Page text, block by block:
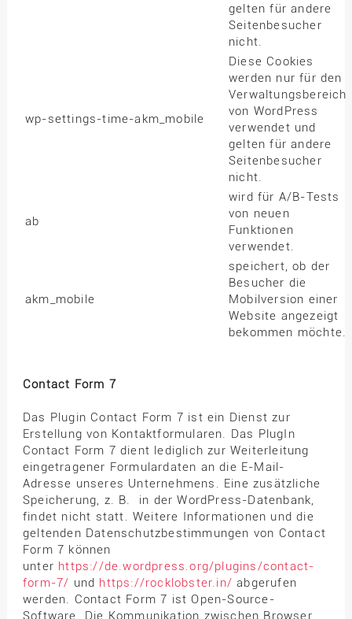
gelten für andere
Seitenbesucher
nicht.
wp-settings-time-akm_mobile
Diese Cookies
werden nur für den
Verwaltungsbereich
von WordPress
verwendet und
gelten für andere
Seitenbesucher
nicht.
ab
wird für A/B-Tests
von neuen
Funktionen
verwendet.
akm_mobile
speichert, ob der
Besucher die
Mobilversion einer
Website angezeigt
bekommen möchte.
Contact Form 7
Das Plugin Contact Form 7 ist ein Dienst zur
Erstellung von Kontaktformularen. Das PlugIn
Contact Form 7 dient lediglich zur Weiterleitung
eingetragener Formulardaten an die E-Mail-
Adresse unseres Unternehmens. Eine zusätzliche
Speicherung, z. B. in der WordPress-Datenbank,
findet nicht statt. Weitere Informationen und die
geltenden Datenschutzbestimmungen von Contact
Form 7 können
unter https://de.wordpress.org/plugins/contact-
form-7/ und https://rocklobster.in/ abgerufen
werden. Contact Form 7 ist Open-Source-
Software. Die Kommunikation zwischen Browser